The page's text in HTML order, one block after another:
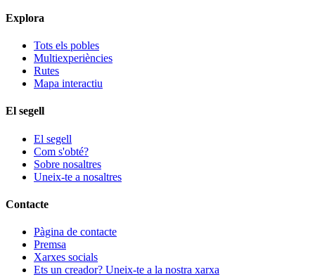
Explora
Tots els pobles
Multiexperiències
Rutes
Mapa interactiu
El segell
El segell
Com s'obté?
Sobre nosaltres
Uneix-te a nosaltres
Contacte
Pàgina de contacte
Premsa
Xarxes socials
Ets un creador? Uneix-te a la nostra xarxa